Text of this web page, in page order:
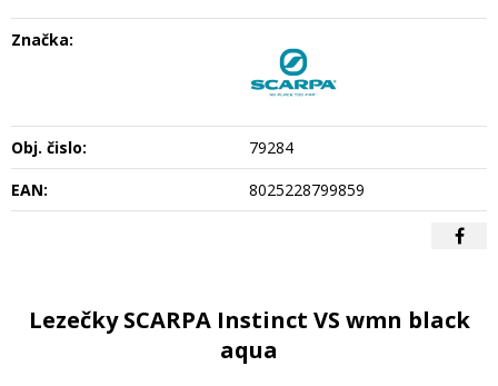
Značka:
Obj. čislo:
79284
EAN:
8025228799859
Lezečky SCARPA Instinct VS wmn black
aqua